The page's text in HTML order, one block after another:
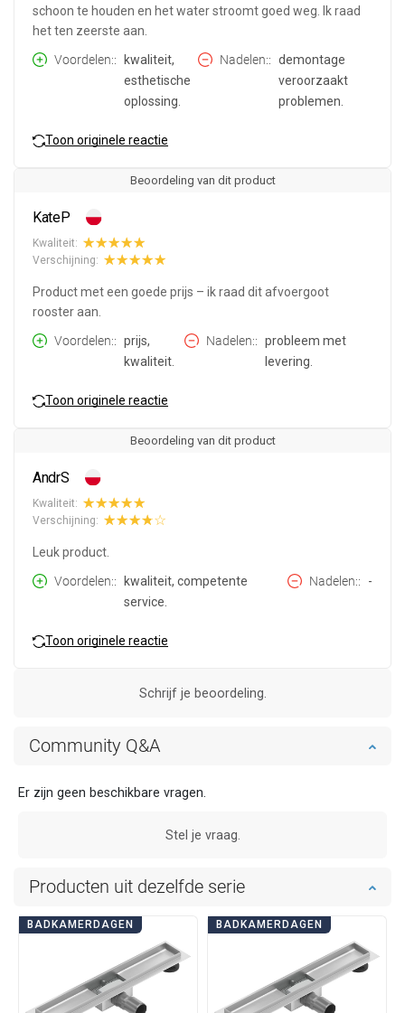
schoon te houden en het water stroomt goed weg. Ik raad
het ten zeerste aan.
Voordelen:
kwaliteit,
esthetische
oplossing.
Nadelen:
demontage
veroorzaakt
problemen.
Toon originele reactie
Beoordeling van dit product
KateP
Kwaliteit:
Verschijning:
Product met een goede prijs – ik raad dit afvoergoot
rooster aan.
Voordelen:
prijs,
kwaliteit.
Nadelen:
probleem met
levering.
Toon originele reactie
Beoordeling van dit product
AndrS
Kwaliteit:
Verschijning:
Leuk product.
Voordelen:
kwaliteit, competente
service.
Nadelen: -
Toon originele reactie
Schrijf je beoordeling.
Community Q&A
Er zijn geen beschikbare vragen.
Stel je vraag.
Producten uit dezelfde serie
BADKAMERDAGEN BADKAMERDAGEN